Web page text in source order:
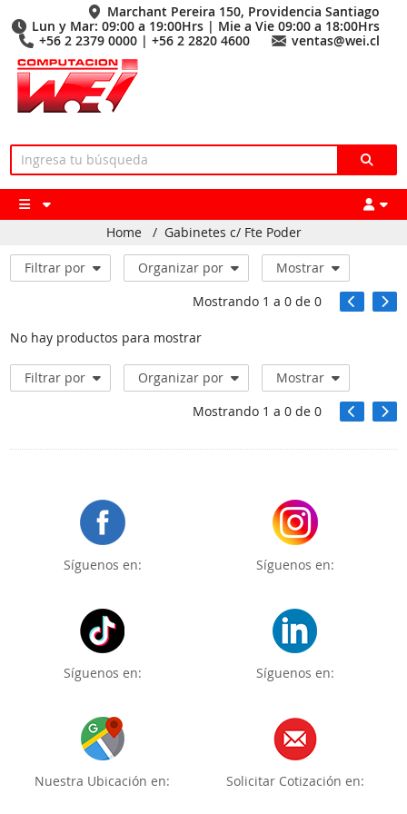
Marchant Pereira 150, Providencia Santiago
Lun y Mar: 09:00 a 19:00Hrs | Mie a Vie 09:00 a 18:00Hrs
+56 2 2379 0000 | +56 2 2820 4600
ventas@wei.cl
Home / Gabinetes c/ Fte Poder
Filtrar por Organizar por
Mostrar
Mostrando 1 a 0de 0
No hay productos para mostrar
Filtrar por Organizar por
Mostrar
Mostrando 1 a 0de 0
Síguenos en: Síguenos en:
Síguenos en: Síguenos en:
Nuestra Ubicación en: Solicitar Cotización en: